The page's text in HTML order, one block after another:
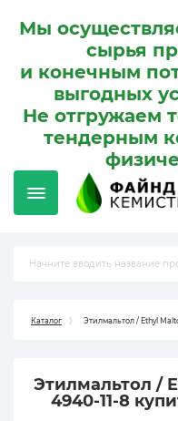
Мы
сырья
и конечным
выгодных
Не отгружаем
тендерным
Каталог Этилмальтол / Ethyl
Этилмальтол /
4940-11-8